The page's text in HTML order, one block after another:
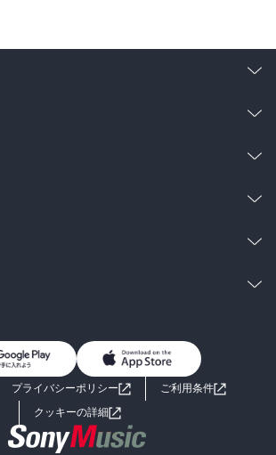
男子向けラノベ
小説
海外小説
お問い合わせ
プライバシーポリシー
ご利用条件
クッキーの詳細